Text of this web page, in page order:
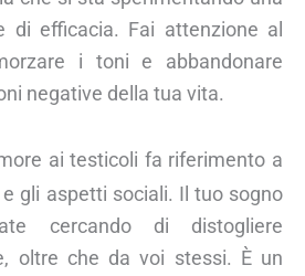
di efficacia. Fai attenzione al
i toni e abbandonare
negative della tua vita.
ai testicoli fa riferimento a
e gli aspetti sociali. Il tuo sogno
cercando di distogliere
oltre che da voi stessi. È un